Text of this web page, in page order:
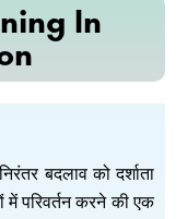
In
बदलाव को दर्शाता
में परिवर्तन करने की एक